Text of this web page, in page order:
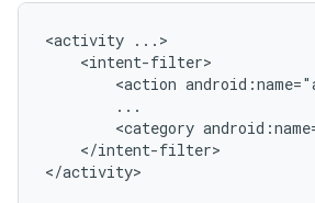
<activity
<action
<category
</intent-filter>